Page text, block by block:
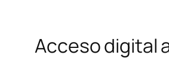
Acceso digital